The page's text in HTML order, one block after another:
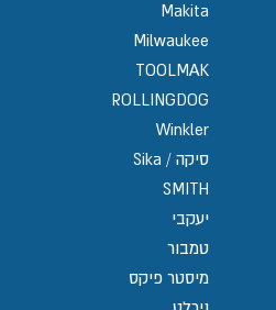
Makita
Milwaukee
TOOLMAK
ROLLINGDOG
Winkler
סיקה / Sika
SMITH
יעקבי
טמבור
מיסטר פיקס